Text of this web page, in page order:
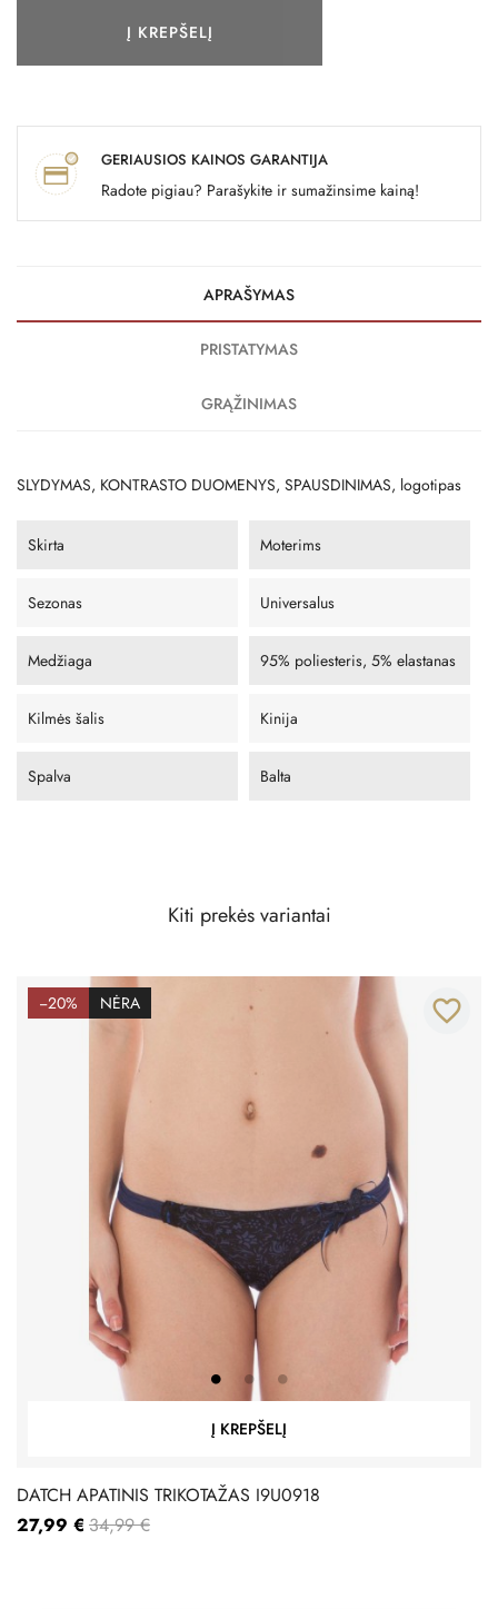
Į KREPŠELĮ
GERIAUSIOS KAINOS GARANTIJA
Radote pigiau? Parašykite ir sumažinsime kainą!
APRAŠYMAS
PRISTATYMAS
GRĄŽINIMAS
SLYDYMAS, KONTRASTO DUOMENYS, SPAUSDINIMAS, logotipas
Skirta Moterims
Sezonas Universalus
Medžiaga 95% poliesteris, 5% elastanas
Kilmės šalis Kinija
Spalva Balta
Kiti prekės variantai
−20% NĖRA
Į KREPŠELĮ
favorite_border
DATCH APATINIS TRIKOTAŽAS I9U0918
27,99 € 34,99 €